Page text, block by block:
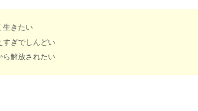
生きたい
すぎでしんどい
ら解放されたい